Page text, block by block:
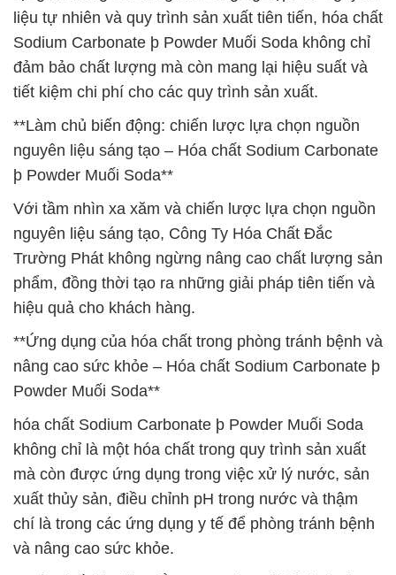
liệu tự nhiên và quy trình sản xuất tiên tiến, hóa chất
Sodium Carbonate þ Powder Muối Soda không chỉ
đảm bảo chất lượng mà còn mang lại hiệu suất và
tiết kiệm chi phí cho các quy trình sản xuất.
**Làm chủ biến động: chiến lược lựa chọn nguồn
nguyên liệu sáng tạo – Hóa chất Sodium Carbonate
þ Powder Muối Soda**
Với tầm nhìn xa xăm và chiến lược lựa chọn nguồn
nguyên liệu sáng tạo, Công Ty Hóa Chất Đắc
Trường Phát không ngừng nâng cao chất lượng sản
phẩm, đồng thời tạo ra những giải pháp tiên tiến và
hiệu quả cho khách hàng.
**Ứng dụng của hóa chất trong phòng tránh bệnh và
nâng cao sức khỏe – Hóa chất Sodium Carbonate þ
Powder Muối Soda**
hóa chất Sodium Carbonate þ Powder Muối Soda
không chỉ là một hóa chất trong quy trình sản xuất
mà còn được ứng dụng trong việc xử lý nước, sản
xuất thủy sản, điều chỉnh pH trong nước và thậm
chí là trong các ứng dụng y tế để phòng tránh bệnh
và nâng cao sức khỏe.